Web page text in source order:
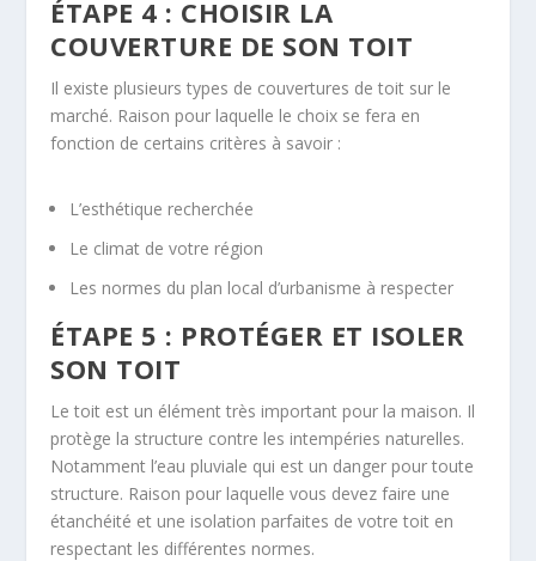
ÉTAPE 4 : CHOISIR LA
COUVERTURE DE SON TOIT
Il existe plusieurs types de couvertures de toit sur le
marché. Raison pour laquelle le choix se fera en
fonction de certains critères à savoir :
L’esthétique recherchée
Le climat de votre région
Les normes du plan local d’urbanisme à respecter
ÉTAPE 5 : PROTÉGER ET ISOLER
SON TOIT
Le toit est un élément très important pour la maison. Il
protège la structure contre les intempéries naturelles.
Notamment l’eau pluviale qui est un danger pour toute
structure. Raison pour laquelle vous devez faire une
étanchéité et une isolation parfaites de votre toit en
respectant les différentes normes.